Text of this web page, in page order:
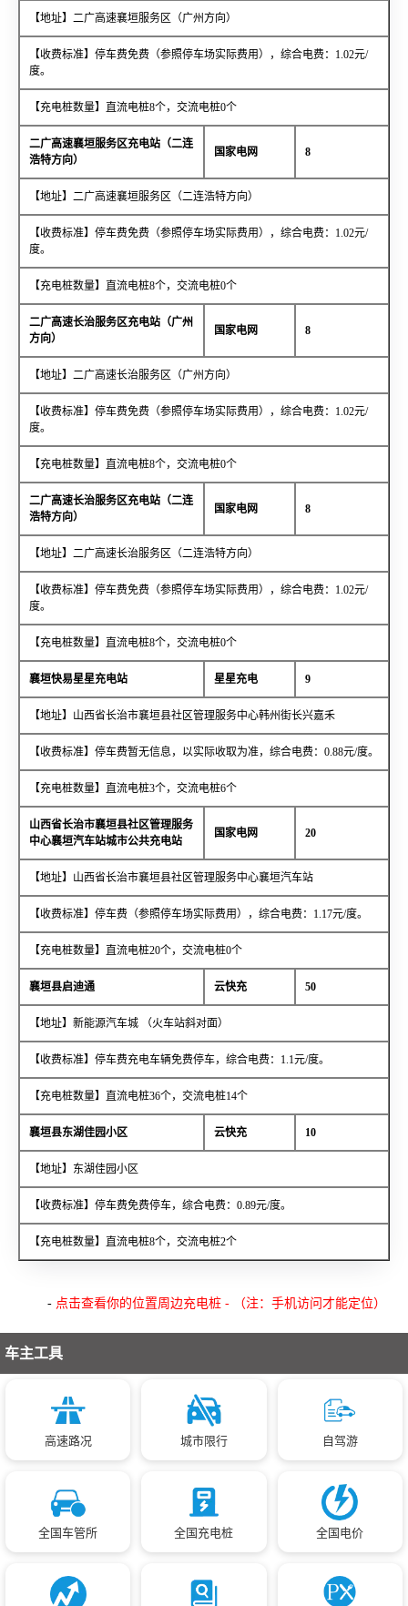
【地址】二广高速襄垣服务区（广州方向）
【收费标准】停车费免费（参照停车场实际费用），综合电费：1.02元/
度。
【充电桩数量】直流电桩8个，交流电桩0个
二广高速襄垣服务区充电站（二连
浩特方向）
国家电网 8
【地址】二广高速襄垣服务区（二连浩特方向）
【收费标准】停车费免费（参照停车场实际费用），综合电费：1.02元/
度。
【充电桩数量】直流电桩8个，交流电桩0个
二广高速长治服务区充电站（广州
方向）
国家电网 8
【地址】二广高速长治服务区（广州方向）
【收费标准】停车费免费（参照停车场实际费用），综合电费：1.02元/
度。
【充电桩数量】直流电桩8个，交流电桩0个
二广高速长治服务区充电站（二连
浩特方向）
国家电网 8
【地址】二广高速长治服务区（二连浩特方向）
【收费标准】停车费免费（参照停车场实际费用），综合电费：1.02元/
度。
【充电桩数量】直流电桩8个，交流电桩0个
襄垣快易星星充电站 星星充电 9
【地址】山西省长治市襄垣县社区管理服务中心韩州街长兴嘉禾
【收费标准】停车费暂无信息，以实际收取为准，综合电费：0.88元/度。
【充电桩数量】直流电桩3个，交流电桩6个
山西省长治市襄垣县社区管理服务
中心襄垣汽车站城市公共充电站
国家电网 20
【地址】山西省长治市襄垣县社区管理服务中心襄垣汽车站
【收费标准】停车费（参照停车场实际费用），综合电费：1.17元/度。
【充电桩数量】直流电桩20个，交流电桩0个
襄垣县启迪通 云快充 50
【地址】新能源汽车城 （火车站斜对面）
【收费标准】停车费充电车辆免费停车，综合电费：1.1元/度。
【充电桩数量】直流电桩36个，交流电桩14个
襄垣县东湖佳园小区 云快充 10
【地址】东湖佳园小区
【收费标准】停车费免费停车，综合电费：0.89元/度。
【充电桩数量】直流电桩8个，交流电桩2个
- 点击查看你的位置周边充电桩 - （注：手机访问才能定位）
车主工具
高速路况 城市限行 自驾游
全国车管所 全国充电桩 全国电价